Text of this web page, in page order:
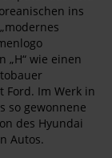
ins
„H“ wie einen
Im Werk in
so gewonnene
des Hyundai
Autos.